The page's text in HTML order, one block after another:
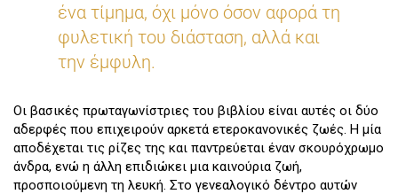
ένα τίμημα, όχι μόνο όσον αφορά τη
φυλετική του διάσταση, αλλά και
την έμφυλη.
Οι βασικές πρωταγωνίστριες του βιβλίου είναι αυτές οι δύο
αδερφές που επιχειρούν αρκετά ετεροκανονικές ζωές. Η μία
αποδέχεται τις ρίζες της και παντρεύεται έναν σκουρόχρωμο
άνδρα, ενώ η άλλη επιδιώκει μια καινούρια ζωή,
προσποιούμενη τη λευκή. Στο γενεαλογικό δέντρο αυτών